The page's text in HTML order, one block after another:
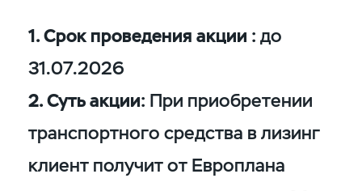
1. Срок проведения акции : до
31.07.2026
2. Суть акции: При приобретении
транспортного средства в лизинг
клиент получит от Европлана